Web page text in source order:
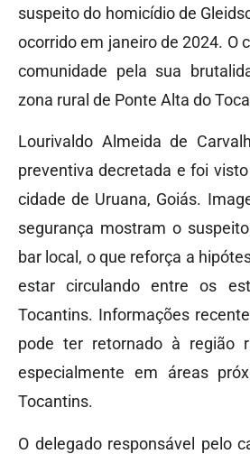
suspeito do homicídio de
ocorrido em janeiro de 2024. O
comunidade pela sua
zona rural de Ponte Alta do
Lourivaldo Almeida de
preventiva decretada e foi
cidade de Uruana, Goiás.
segurança mostram o
bar local, o que reforça a
estar circulando entre os
Tocantins. Informações
pode ter retornado à região
especialmente em áreas
Tocantins.
O delegado responsável pelo